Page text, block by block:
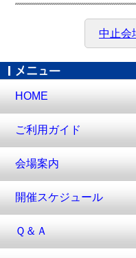
中止会
HOME
ご利用ガイド
会場案内
開催スケジュール
Ｑ＆Ａ